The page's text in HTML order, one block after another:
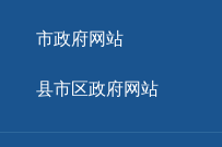
市政府网站
县市区政府网站